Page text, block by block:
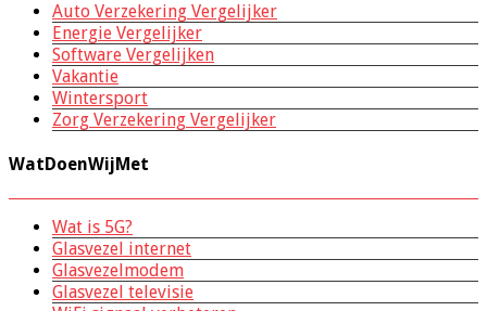
Auto Verzekering Vergelijker
Energie Vergelijker
Software Vergelijken
Vakantie
Wintersport
Zorg Verzekering Vergelijker
WatDoenWijMet
Wat is 5G?
Glasvezel internet
Glasvezelmodem
Glasvezel televisie